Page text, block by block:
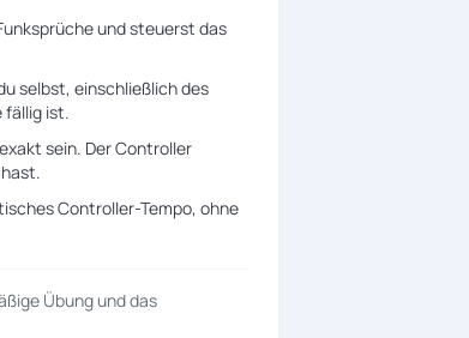
und steuerst das
selbst, einschließlich des
fällig ist.
sein. Der Controller
Controller-Tempo, ohne
Übung und das